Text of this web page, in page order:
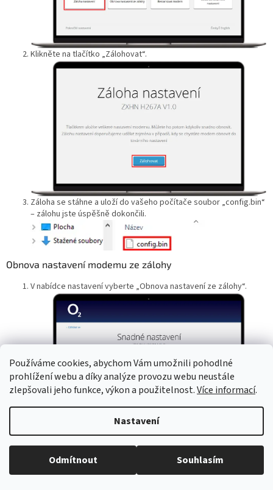
Používáme cookies, abychom Vám umožnili pohodlné
prohlížení webu a díky analýze provozu webu neustále
zlepšovali jeho funkce, výkon a použitelnost.Více informací.
Nastavení
Odmítnout Souhlasím
Klikněte na tlačítko „Zálohovat“.
Záloha se stáhne a uloží do vašeho počítače soubor „config.bin“
– zálohu jste úspěšně dokončili.
Obnova nastavení modemu ze zálohy
V nabídce nastavení vyberte „Obnova nastavení ze zálohy“.
Klikněte na tlačítko „Vybrat soubor“.